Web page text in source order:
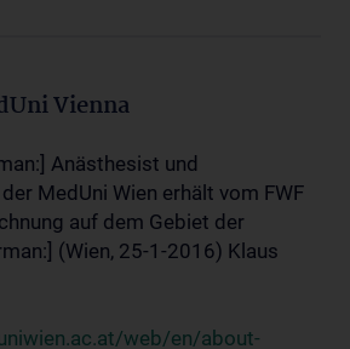
Vienna
Anästhesist und
MedUni Wien erhält vom FWF
auf dem Gebiet der
(Wien, 25-1-2016) Klaus
web/en/about-